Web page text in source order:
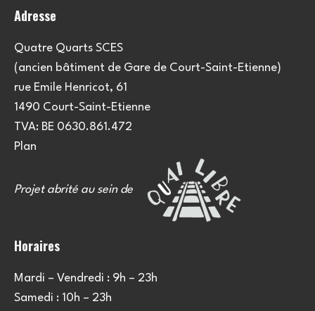
Adresse
Quatre Quarts SCES
(ancien bâtiment de Gare de Court-Saint-Etienne)
rue Emile Henricot, 61
1490 Court-Saint-Etienne
TVA: BE 0630.861.472
Plan
Projet abrité au sein de
Horaires
Mardi – Vendredi : 9h – 23h
Samedi : 10h – 23h